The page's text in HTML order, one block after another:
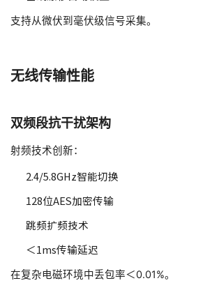
支持从微伏到毫伏级信号采集。
无线传输性能
双频段抗干扰架构
射频技术创新：
2.4/5.8GHz智能切换
128位AES加密传输
跳频扩频技术
＜1ms传输延迟
在复杂电磁环境中丢包率＜0.01%。